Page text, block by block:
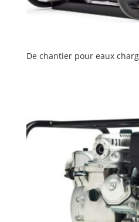
De chantier pour eaux